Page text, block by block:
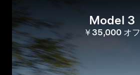
Model 3
￥35,000 オフ